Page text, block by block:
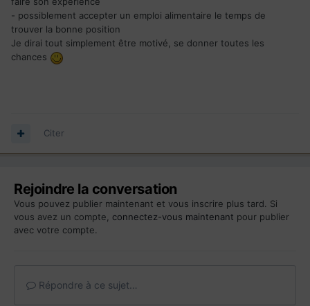
- possiblement accepter un emploi alimentaire le temps de
trouver la bonne position
Je dirai tout simplement être motivé, se donner toutes les
chances
Citer
Rejoindre la conversation
Vous pouvez publier maintenant et vous inscrire plus tard. Si
vous avez un compte, connectez-vous maintenant pour publier
avec votre compte.
Répondre à ce sujet…